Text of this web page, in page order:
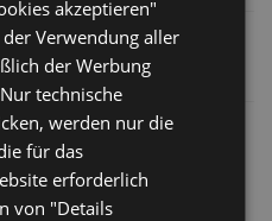
akzeptieren"
Verwendung aller
der Werbung
technische
werden nur die
für das
erforderlich
von "Details